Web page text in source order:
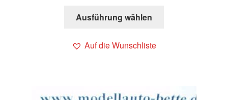
Ausführung wählen
Auf die Wunschliste